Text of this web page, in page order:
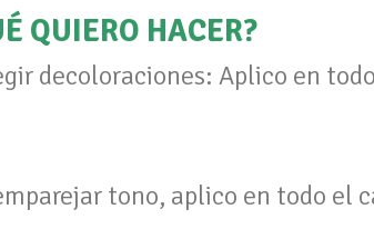
QUIERO HACER?
decoloraciones: Aplico en
tono, aplico en todo el